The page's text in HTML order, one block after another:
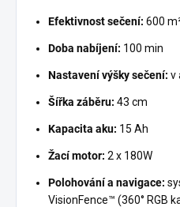
Efektivnost sečení: 600
Doba nabíjení: 100 min
Nastavení výšky sečení: v
Šířka záběru: 43 cm
Kapacita aku: 15 Ah
Žací motor: 2 x 180W
Polohování a navigace:
VisionFence™ (360° RGB